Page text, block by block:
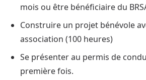
mois ou être bénéficiaire du
Construire un projet bénévole
association (100 heures)
Se présenter au permis de
première fois.